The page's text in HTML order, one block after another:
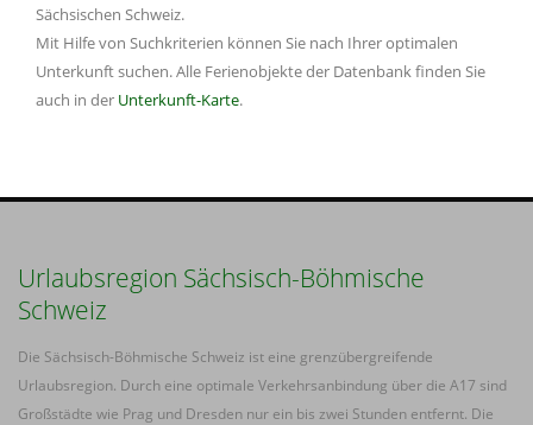
Sächsischen Schweiz.
Mit Hilfe von Suchkriterien können Sie nach Ihrer optimalen
Unterkunft suchen. Alle Ferienobjekte der Datenbank finden Sie
auch in der Unterkunft-Karte.
Urlaubsregion Sächsisch-Böhmische
Schweiz
Die Sächsisch-Böhmische Schweiz ist eine grenzübergreifende
Urlaubsregion. Durch eine optimale Verkehrsanbindung über die A17 sind
Großstädte wie Prag und Dresden nur ein bis zwei Stunden entfernt. Die